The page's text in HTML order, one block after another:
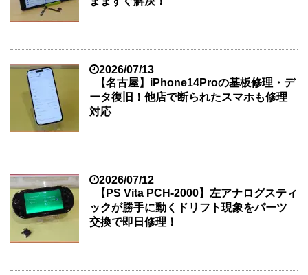
2026/07/13
【名古屋】iPhone14Proの基板修理・デ
ータ復旧！他店で断られたスマホも修理
対応
2026/07/12
【PS Vita PCH-2000】左アナログスティ
ックが勝手に動くドリフト現象をパーツ
交換で即日修理！